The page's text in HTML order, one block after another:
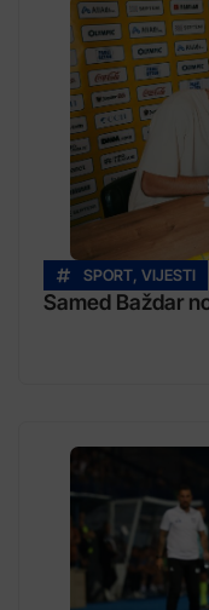
SPORT VIJESTI
Samed Baždar